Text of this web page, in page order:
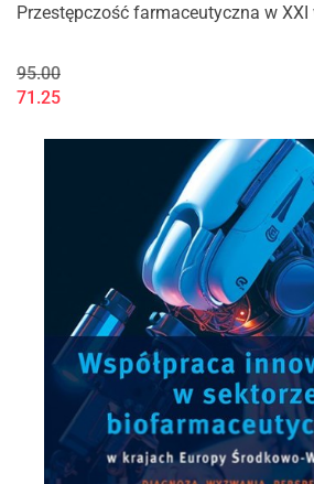
Przestępczość farmaceutyczna w XXI
95.00
71.25